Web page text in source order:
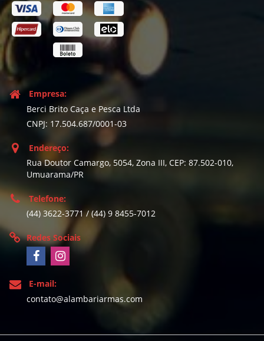
Empresa:
Berci Brito Caça e Pesca Ltda
CNPJ: 17.504.687/0001-03
Endereço:
Rua Doutor Camargo, 5054, Zona III, CEP: 87.502-010,
Umuarama/PR
Telefone:
(44) 3622-3771 / (44) 9 8455-7012
Redes Sociais
E-mail:
contato@alambariarmas.com